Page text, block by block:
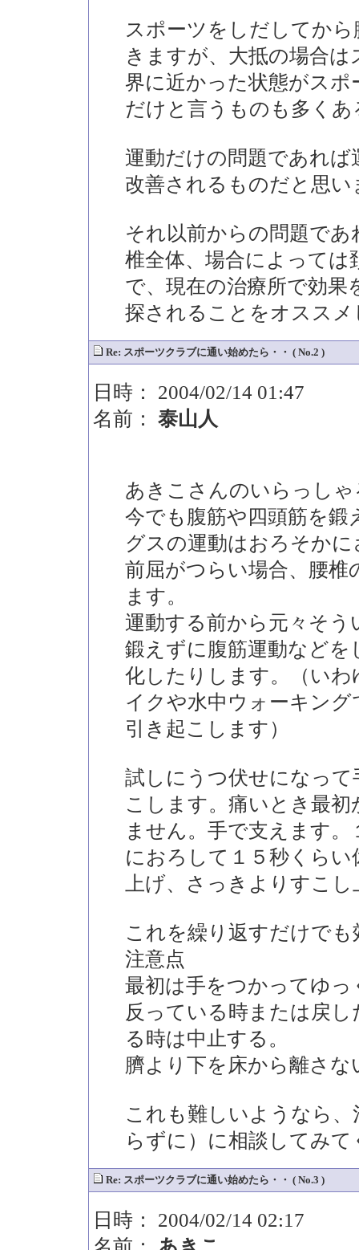
スポーツをしだしてか
きますが、大抵の場合
界に近かった状態がス
だけと言うものも多く
運動だけの問題であれば
改善されるものだと思い
それ以前からの問題で
椎全体、場合によって
で、現在の治療所で効
探されることをオススメ
Re: スポーツクラブに通い始めたら・・ ( No.2 )
日時： 2004/02/14 01:47
名前： 泰山人
あきこさんのいらっし
今でも腹筋や四頭筋を
グスの運動はおろそか
前屈がつらい場合、腰
ます。
運動する前から元々そ
鍛えずに腹筋運動など
化したりします。（い
イクや水中ウォーキン
引き起こします）
試しにうつ伏せになっ
こします。痛いとき最
ません。手で支えます
におろして１５秒くら
上げ、さっきよりすこ
これを繰り返すだけで
注意点
最初は手をつかってゆ
反っている時または戻
る時は中止する。
臍より下を床から離さな
これも難しいようなら
らずに）に相談してみ
Re: スポーツクラブに通い始めたら・・ ( No.3 )
日時： 2004/02/14 02:17